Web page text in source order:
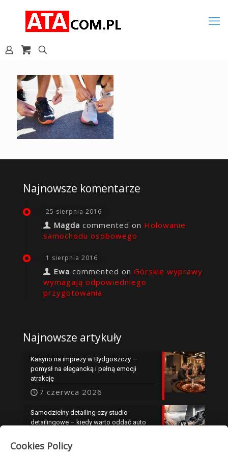
Najnowsze komentarze
25 sierpnia 2016
Magda commented on Holowanie
samochodu osobowego
1 sierpnia 2016
Ewa commented on Górskie wyprawy
wymagają odpowiedniego
przygotowania
Najnowsze artykuły
Kasyno na imprezy w Bydgoszczy —
pomysł na elegancką i pełną emocji
atrakcję
7 czerwca 2026
Samodzielny detailing czy studio
detailingowe – kiedy warto oddać auto
25 maja 2026
Cookies Policy